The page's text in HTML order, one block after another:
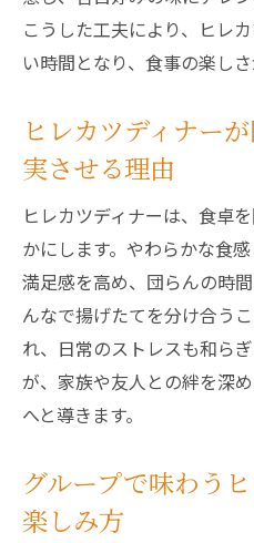
こうした工夫により、ヒレ
い時間となり、食事の楽しさ
ヒレカツディナー
実させる理由
ヒレカツディナーは、食卓
かにします。やわらかな食
満足感を高め、団らんの時
んなで揚げたてを分け合う
れ、日常のストレスも和ら
が、家族や友人との絆を深
へと導きます。
グループで味わう
楽しみ方